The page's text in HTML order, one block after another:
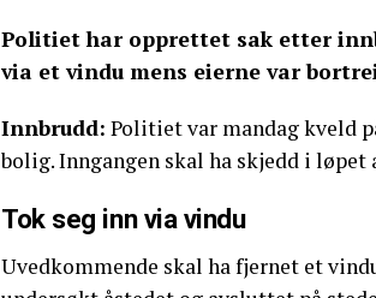
Politiet har opprettet sak etter
via et vindu mens eierne var
Innbrudd: Politiet var mandag kveld
bolig. Inngangen skal ha skjedd i løpet
Tok seg inn via vindu
Uvedkommende skal ha fjernet et